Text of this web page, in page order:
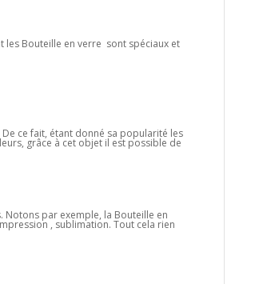
les Bouteille en verre sont spéciaux et
ce fait, étant donné sa popularité les
grâce à cet objet il est possible de
Notons par exemple, la Bouteille en
, sublimation. Tout cela rien